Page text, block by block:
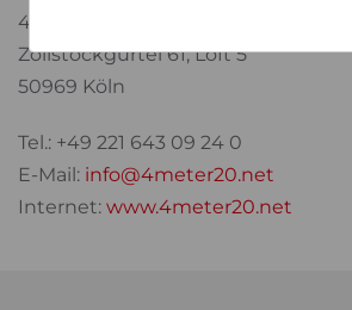
4meter20 GbR - Digital Manufaktur
Zollstockgürtel 61, Loft 5
50969 Köln
Tel.: +49 221 643 09 24 0
E-Mail: info@4meter20.net
Internet: www.4meter20.net